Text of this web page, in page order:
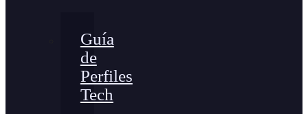
Guía
de
Perfiles
Tech